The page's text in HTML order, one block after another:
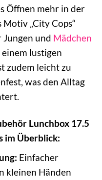
Öffnen mehr in der
Motiv „City Cops“
und Mädchen
einem lustigen
zudem leicht zu
was den Alltag
Lunchbox 17.5
im Überblick:
Einfacher
kleinen Händen